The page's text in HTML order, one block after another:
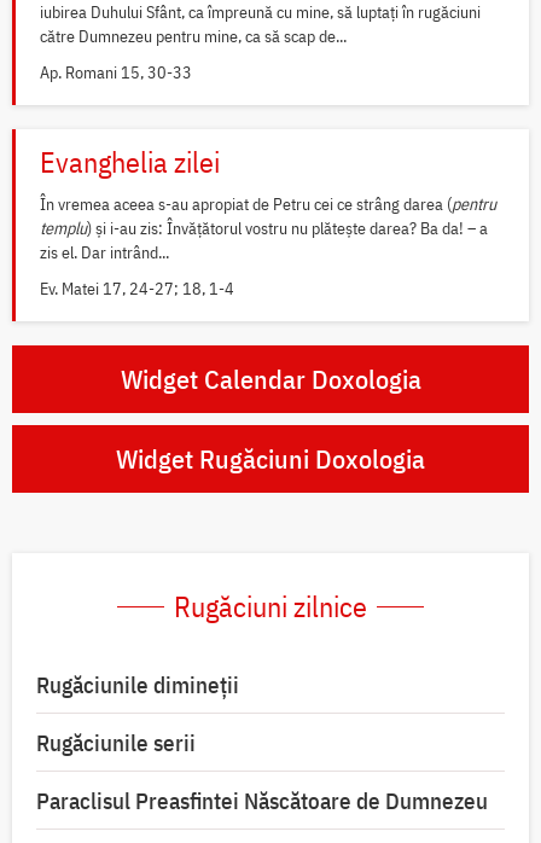
iubirea Duhului Sfânt, ca împreună cu mine, să luptați în rugăciuni
către Dumnezeu pentru mine, ca să scap de...
Ap. Romani 15, 30-33
Evanghelia zilei
În vremea aceea s-au apropiat de Petru cei ce strâng darea (pentru
templu) și i-au zis: Învățătorul vostru nu plătește darea? Ba da! – a
zis el. Dar intrând...
Ev. Matei 17, 24-27; 18, 1-4
Widget Calendar Doxologia
Widget Rugăciuni Doxologia
Rugăciuni zilnice
Rugăciunile dimineții
Rugăciunile serii
Paraclisul Preasfintei Născătoare de Dumnezeu